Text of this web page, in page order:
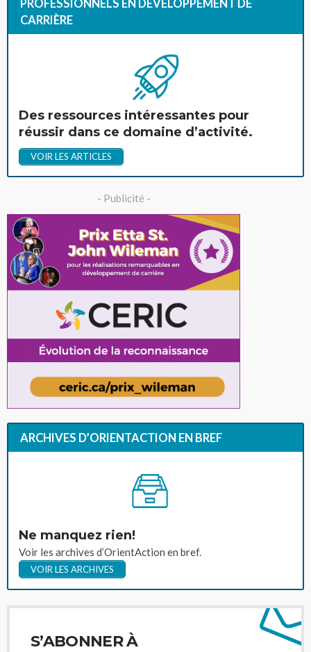
PROFESSIONNELS EN DÉVELOPPEMENT DE
CARRIÈRE
Des ressources intéressantes pour
réussir dans ce domaine d’activité.
VOIR LES ARTICLES
- Publicité -
ARCHIVES D’ORIENTACTION EN BREF
Ne manquez rien!
Voir les archives d’OrientAction en bref.
VOIR LES ARCHIVES
S’ABONNER À